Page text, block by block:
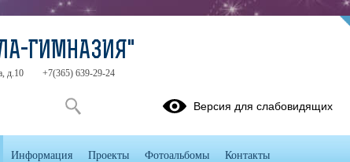
ГИМНАЗИЯ"
д.10 +7(365) 639-29-24
Версия для слабовидящих
Информация Проекты Фотоальбомы Контакты